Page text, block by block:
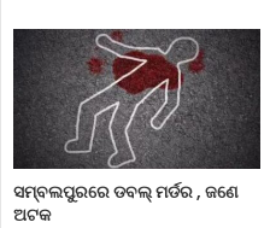
ସମ୍ବଲପୁରରେ ଡବଲ୍ ମର୍ଡର , ଜଣେ
ଅଟକ